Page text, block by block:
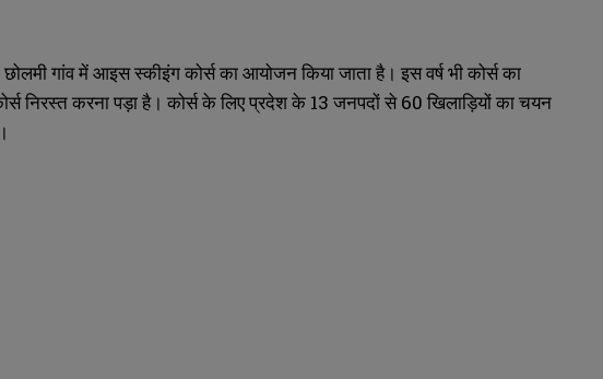
गांव में आइस स्कीइंग कोर्स का आयोजन किया जाता है। इस वर्ष भी कोर्स का
निरस्त करना पड़ा है। कोर्स के लिए प्रदेश के 13 जनपदों से 60 खिलाड़ियों का चयन